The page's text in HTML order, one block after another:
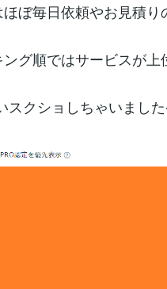
ぼ毎日依頼やお見積
グ順ではサービスが
スクショしちゃいまし